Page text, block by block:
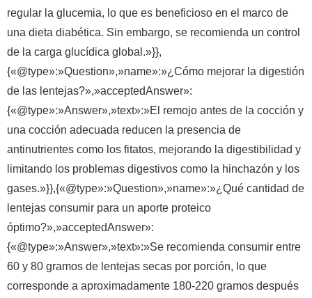
regular la glucemia, lo que es beneficioso en el marco de
una dieta diabética. Sin embargo, se recomienda un control
de la carga glucídica global.»}},
{«@type»:»Question»,»name»:»¿Cómo mejorar la digestión
de las lentejas?»,»acceptedAnswer»:
{«@type»:»Answer»,»text»:»El remojo antes de la cocción y
una cocción adecuada reducen la presencia de
antinutrientes como los fitatos, mejorando la digestibilidad y
limitando los problemas digestivos como la hinchazón y los
gases.»}},{«@type»:»Question»,»name»:»¿Qué cantidad de
lentejas consumir para un aporte proteico
óptimo?»,»acceptedAnswer»:
{«@type»:»Answer»,»text»:»Se recomienda consumir entre
60 y 80 gramos de lentejas secas por porción, lo que
corresponde a aproximadamente 180-220 gramos después